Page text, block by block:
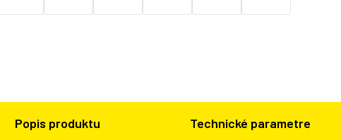
Popis produktu Technické parametre